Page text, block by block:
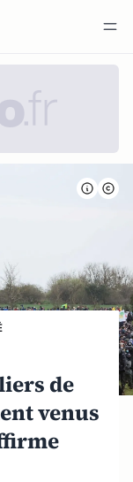
de
venus